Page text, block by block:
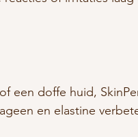
een doffe huid,
en elastine